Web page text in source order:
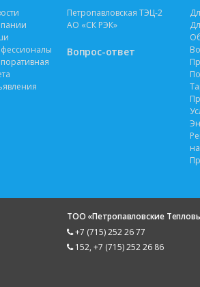
Петропавловская ТЭЦ-2
АО «СК РЭК»
Вопрос-ответ
ТОО «Петропавловские
+7 (715) 252 26 77
152, +7 (715) 252 26 86